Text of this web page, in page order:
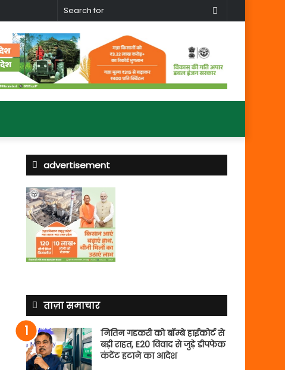
Search
advertisement
ताज़ा समाचार
नितिन गडकरी को बॉम्बे हाईकोर्ट से
बड़ी राहत, E20 विवाद से जुड़े डीपफेक
कंटेंट हटाने का आदेश